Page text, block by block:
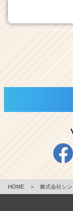
HOME ＞ 株式会社シン